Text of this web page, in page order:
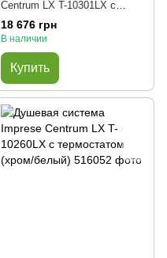
Centrum LX T-10301LX с
термостатом (хром/белый)
18 676 грн
В наличии
Купить